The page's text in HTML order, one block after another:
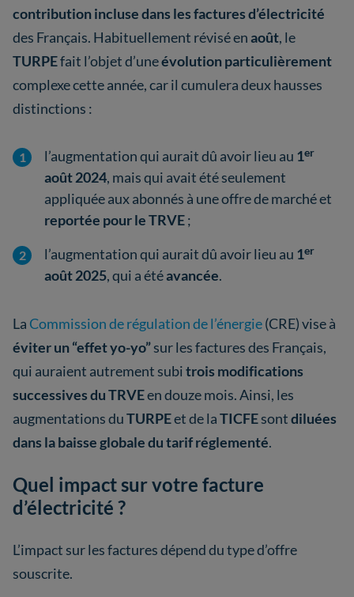
contribution incluse dans les factures d’électricité
des Français. Habituellement révisé enaoût, le
TURPEfait l’objet d’uneévolution particulièrement
complexe cette année, car il cumulera deux hausses
distinctions :
l’augmentation qui aurait dû avoir lieu au 1er
août 2024, mais qui avait été seulement
appliquée aux abonnés à une offre de marché et
reportée pour le TRVE;
l’augmentation qui aurait dû avoir lieu au 1er
août 2025, qui a étéavancée.
La Commission de régulation de l’énergie(CRE) vise à
éviter un “effet yo-yo”sur les factures des Français,
qui auraient autrement subitrois modifications
successives du TRVEen douze mois. Ainsi, les
augmentations duTURPEet de laTICFEsontdiluées
dans la baisse globale du tarif réglementé.
Quel impact sur votre facture
d’électricité ?
L’impact sur les factures dépend du type d’offre
souscrite.